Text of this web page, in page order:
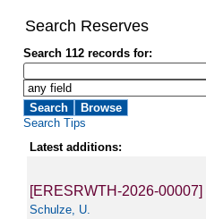
Search Reserves
Search 112 records for:
Search Tips
Latest additions:
[ERESRWTH-2026-00007]
Schulze, U.